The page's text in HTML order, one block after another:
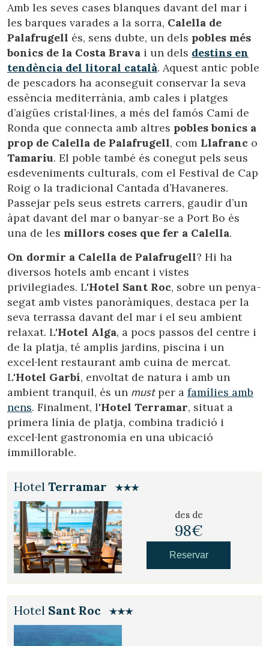
Amb les seves cases blanques davant del mar i
les barques varades a la sorra, Calella de
Palafrugell és, sens dubte, un dels pobles més
bonics de la Costa Brava i un dels destins en
tendència del litoral català. Aquest antic poble
de pescadors ha aconseguit conservar la seva
essència mediterrània, amb cales i platges
d’aigües cristal·lines, a més del famós Camí de
Ronda que connecta amb altres pobles bonics a
prop de Calella de Palafrugell, com Llafranc o
Tamariu. El poble també és conegut pels seus
esdeveniments culturals, com el Festival de Cap
Roig o la tradicional Cantada d’Havaneres.
Passejar pels seus estrets carrers, gaudir d’un
àpat davant del mar o banyar-se a Port Bo és
una de les millors coses que fer a Calella.
On dormir a Calella de Palafrugell? Hi ha
diversos hotels amb encant i vistes
privilegiades. L'Hotel Sant Roc, sobre un penya-
segat amb vistes panoràmiques, destaca per la
seva terrassa davant del mar i el seu ambient
relaxat. L'Hotel Alga, a pocs passos del centre i
de la platja, té amplis jardins, piscina i un
excel·lent restaurant amb cuina de mercat.
L'Hotel Garbí, envoltat de natura i amb un
ambient tranquil, és un mustper a famílies amb
nens. Finalment, l'Hotel Terramar, situat a
primera línia de platja, combina tradició i
excel·lent gastronomia en una ubicació
immillorable.
Hotel Terramar
des de
98€
Reservar
Hotel Sant Roc